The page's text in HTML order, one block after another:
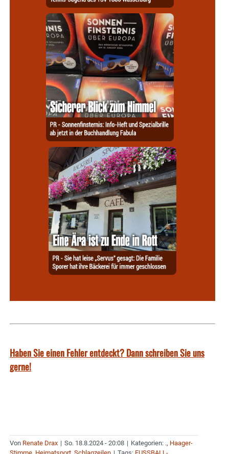
Haben Sie einen Fehler entdeckt? Dann schreiben Sie uns
gerne!
Von Renate Drax | So. 18.8.2024 - 20:08 | Kategorien: ., Haager-